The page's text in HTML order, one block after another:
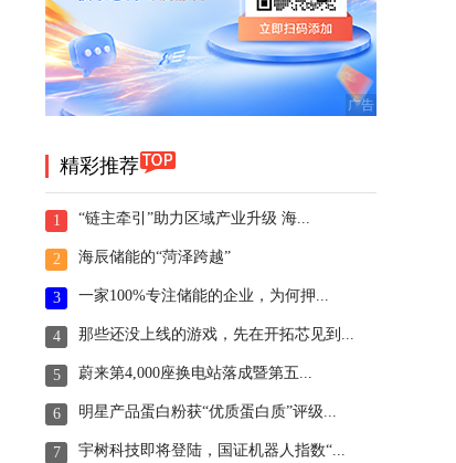
精彩推荐
1 “链主牵引”助力区域产业升级 海...
2 海辰储能的“菏泽跨越”
3 一家100%专注储能的企业，为何押...
4 那些还没上线的游戏，先在开拓芯见到...
5 蔚来第4,000座换电站落成暨第五...
6 明星产品蛋白粉获“优质蛋白质”评级...
7 宇树科技即将登陆，国证机器人指数“...